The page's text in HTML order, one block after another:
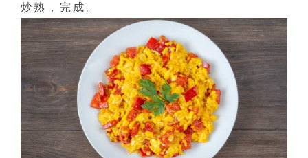
炒熟，完成。